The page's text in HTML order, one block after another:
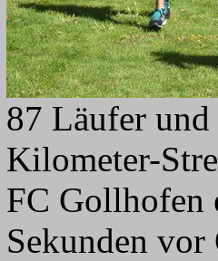
87 Läufer
Kilometer-
FC Gollhofen
Sekunden